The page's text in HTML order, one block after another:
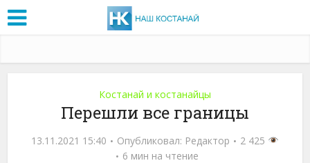
Костанай и костанайцы
Перешли все границы
13.11.2021 15:40 Опубликовал: Редактор
2 425
6 мин на чтение